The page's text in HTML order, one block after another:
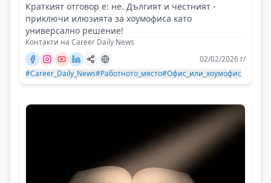
Краткият отговор е: не. Дългият и честният -
приключи илюзията за хоумофиса като
универсално решение!
Контакти на Career Daily News
02/02/2026 г/
#Career_Daily_News#Работното_място#Офис_или_хоумофис